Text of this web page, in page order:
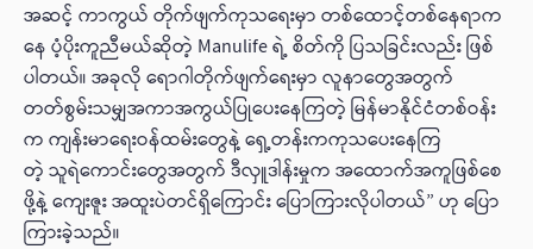
အဆင့် ကာကွယ် တိုက်ဖျက်ကုသရေးမှာ တစ်ထောင့်တစ်နေရာက
နေ ပံ့ပိုးကူညီမယ်ဆိုတဲ့ Manulife ရဲ့ စိတ်ကို ပြသခြင်းလည်း ဖြစ်
ပါတယ်။ အခုလို ရောဂါတိုက်ဖျက်ရေးမှာ လူနာတွေအတွက်
တတ်စွမ်းသမျှအကာအကွယ်ပြုပေးနေကြတဲ့ မြန်မာနိုင်ငံတစ်ဝန်း
က ကျန်းမာရေးဝန်ထမ်းတွေနဲ့ ရှေ့တန်းကကုသပေးနေကြ
တဲ့ သူရဲကောင်းတွေအတွက် ဒီလှူဒါန်းမှုက အထောက်အကူဖြစ်စေ
ဖို့နဲ့ ကျေးဇူး အထူးပဲတင်ရှိကြောင်း ပြောကြားလိုပါတယ်” ဟု ပြော
ကြားခဲ့သည်။